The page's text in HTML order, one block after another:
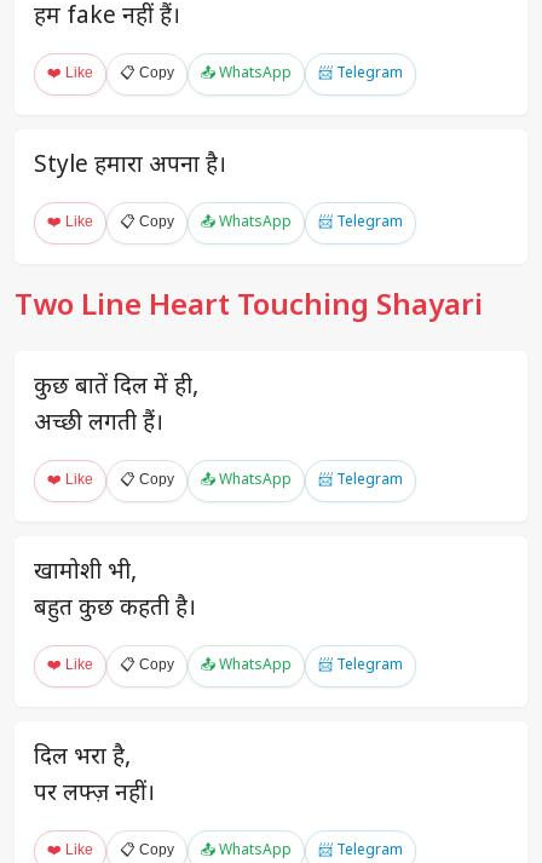
हम fake नहीं हैं।
❤️ Like 📋 Copy 📤 WhatsApp 📨 Telegram
Style हमारा अपना है।
❤️ Like 📋 Copy 📤 WhatsApp 📨 Telegram
Two Line Heart Touching Shayari
कुछ बातें दिल में ही,
अच्छी लगती हैं।
❤️ Like 📋 Copy 📤 WhatsApp 📨 Telegram
खामोशी भी,
बहुत कुछ कहती है।
❤️ Like 📋 Copy 📤 WhatsApp 📨 Telegram
दिल भरा है,
पर लफ्ज़ नहीं।
❤️ Like 📋 Copy 📤 WhatsApp 📨 Telegram